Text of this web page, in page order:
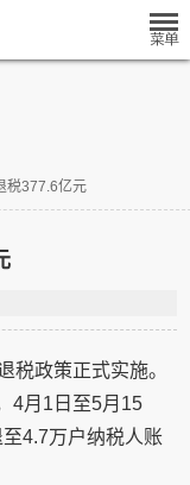
税377.6亿元
税政策正式实施。
4月1日至5月15
4.7万户纳税人账